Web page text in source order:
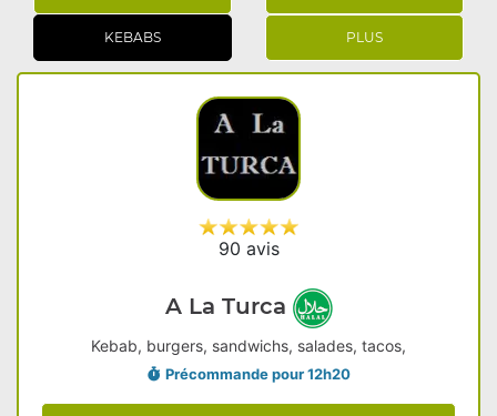
KEBABS PLUS
90 avis
A La Turca
Kebab, burgers, sandwichs, salades, tacos,
Précommande pour 12h20